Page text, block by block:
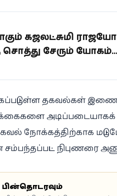
கஜலட்சுமி
சொத்து சேரும்
தகவல்கள்
நோக்கத்திற்காக
சம்பந்தப்பட்ட நிபுணரை
பின்தொடரவும்